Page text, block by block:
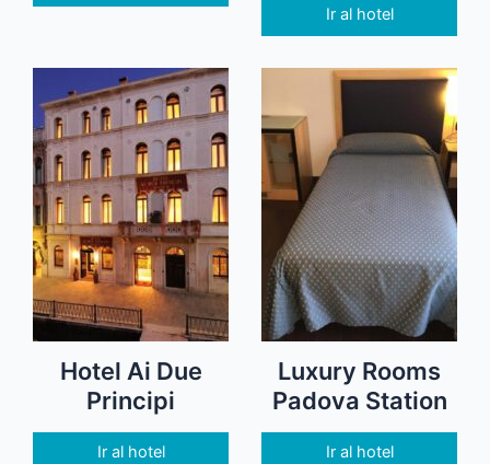
Ir al hotel
Hotel Ai Due
Principi
Ir al hotel
Luxury Rooms
Padova Station
Ir al hotel